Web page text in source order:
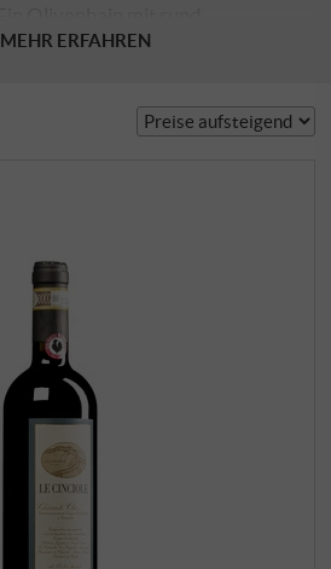
MEHR ERFAHREN